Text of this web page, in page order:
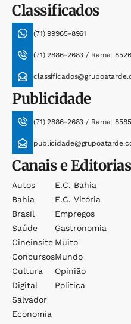
Classificados
(71) 99965-8961
(71) 2886-2683 / Ramal 8526
Publicidade
(71) 2886-2683 / Ramal
Canais e Editorias
Autos
Bahia
Brasil
Saúde
Cineinsite
Concursos
Cultura
Digital
Salvador
Economia
E.c. Bahia
E.c. Vitória
Empregos
Gastronomia
Muito
Mundo
Opinião
Política